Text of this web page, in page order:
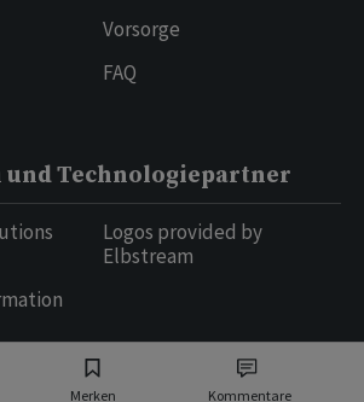
Merken Kommentare
Vorsorge
FAQ
und Technologiepartner
Logos provided by
Elbstream